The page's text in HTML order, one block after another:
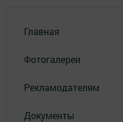
Главная
Фотогалереи
Рекламодателям
Документы